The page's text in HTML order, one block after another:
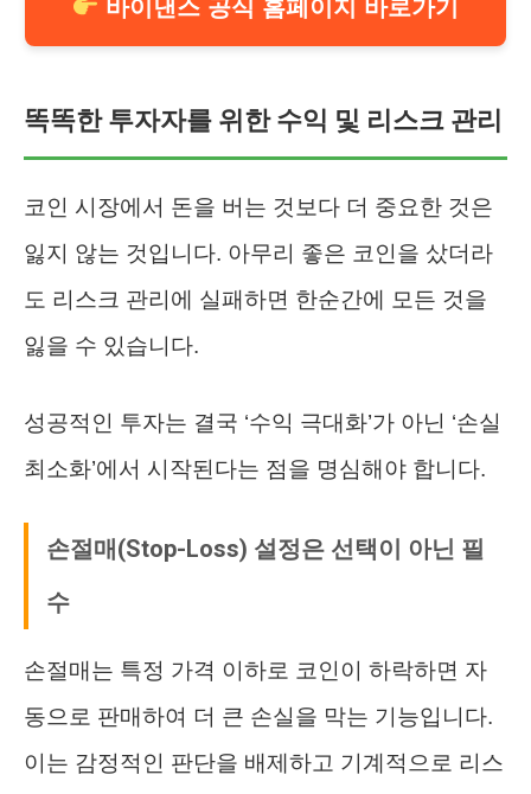
바이낸스 공식 홈페이지 바로가기
똑똑한 투자자를 위한 수익 및 리스크 관리
코인 시장에서 돈을 버는 것보다 더 중요한 것은
잃지 않는 것입니다. 아무리 좋은 코인을 샀더라
도 리스크 관리에 실패하면 한순간에 모든 것을
잃을 수 있습니다.
성공적인 투자는 결국 ‘수익 극대화’가 아닌 ‘손실
최소화’에서 시작된다는 점을 명심해야 합니다.
손절매(Stop-Loss) 설정은 선택이 아닌 필
수
손절매는 특정 가격 이하로 코인이 하락하면 자
동으로 판매하여 더 큰 손실을 막는 기능입니다.
이는 감정적인 판단을 배제하고 기계적으로 리스